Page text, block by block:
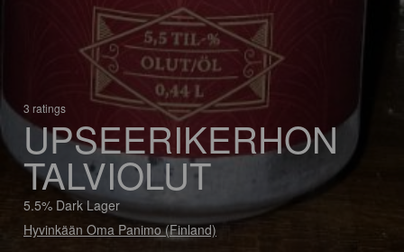
3 ratings
UPSEERIKERHON
TALVIOLUT
5.5% Dark Lager
Hyvinkään Oma Panimo (Finland)